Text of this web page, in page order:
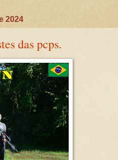
2024
das pcps.